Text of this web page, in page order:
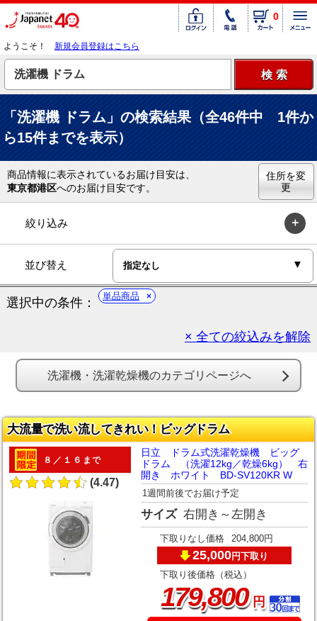
0
ようこそ！ 新規会員登録はこちら
「洗濯機 ドラム」の検索結果（全46件中 1件か
ら15件までを表示）
商品情報に表示されているお届け目安は、
東京都港区へのお届け目安です。
住所を変
更
絞り込み
並び替え
選択中の条件： 単品商品
× 全ての絞込みを解除
洗濯機・洗濯乾燥機のカテゴリページへ
大流量で洗い流してきれい！ビッグドラム
８／１６まで
(4.47)
日立 ドラム式洗濯乾燥機 ビッグ
ドラム （洗濯12kg／乾燥6kg） 右
開き ホワイト BD-SV120KR W
1週間前後でお届け予定
サイズ 右開き～左開き
下取りなし価格 204,800円
25,000円下取り
下取り後価格（税込）
179,800円